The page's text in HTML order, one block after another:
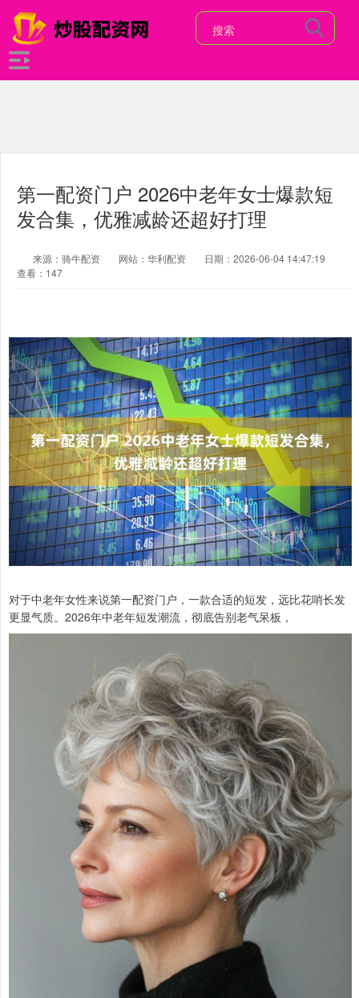
第一配资门户 2026中老年女士爆款短
发合集，优雅减龄还超好打理
来源：骑牛配资 网站：华利配资
日期：2026-06-04 14:47:19
查看：147
对于中老年女性来说第一配资门户，一款合适的短发，远比花哨长发
更显气质。2026年中老年短发潮流，彻底告别老气呆板，